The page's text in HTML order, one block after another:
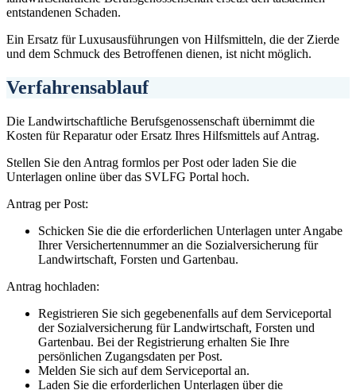
entstandenen Schaden.
Ein Ersatz für Luxusausführungen von Hilfsmitteln, die der Zierde
und dem Schmuck des Betroffenen dienen, ist nicht möglich.
Verfahrensablauf
Die Landwirtschaftliche Berufsgenossenschaft übernimmt die
Kosten für Reparatur oder Ersatz Ihres Hilfsmittels auf Antrag.
Stellen Sie den Antrag formlos per Post oder laden Sie die
Unterlagen online über das SVLFG Portal hoch.
Antrag per Post:
Schicken Sie die die erforderlichen Unterlagen unter Angabe
Ihrer Versichertennummer an die Sozialversicherung für
Landwirtschaft, Forsten und Gartenbau.
Antrag hochladen:
Registrieren Sie sich gegebenenfalls auf dem Serviceportal
der Sozialversicherung für Landwirtschaft, Forsten und
Gartenbau. Bei der Registrierung erhalten Sie Ihre
persönlichen Zugangsdaten per Post.
Melden Sie sich auf dem Serviceportal an.
Laden Sie die erforderlichen Unterlagen über die